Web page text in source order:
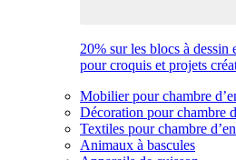
20% sur les blocs à
pour croquis et projets
Mobilier pour chambre
Décoration pour chambre
Textiles pour chambre
Animaux à bascules